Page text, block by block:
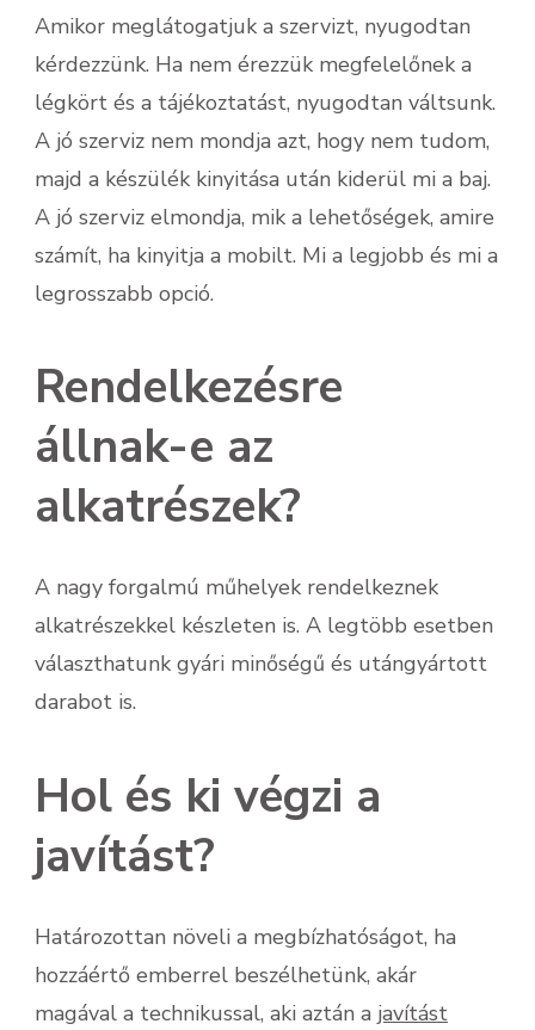
Amikor meglátogatjuk a szervizt, nyugodtan
kérdezzünk. Ha nem érezzük megfelelőnek a
légkört és a tájékoztatást, nyugodtan váltsunk.
A jó szerviz nem mondja azt, hogy nem tudom,
majd a készülék kinyitása után kiderül mi a baj.
A jó szerviz elmondja, mik a lehetőségek, amire
számít, ha kinyitja a mobilt. Mi a legjobb és mi a
legrosszabb opció.
Rendelkezésre
állnak-e az
alkatrészek?
A nagy forgalmú műhelyek rendelkeznek
alkatrészekkel készleten is. A legtöbb esetben
választhatunk gyári minőségű és utángyártott
darabot is.
Hol és ki végzi a
javítást?
Határozottan növeli a megbízhatóságot, ha
hozzáértő emberrel beszélhetünk, akár
magával a technikussal, aki aztán a javítást